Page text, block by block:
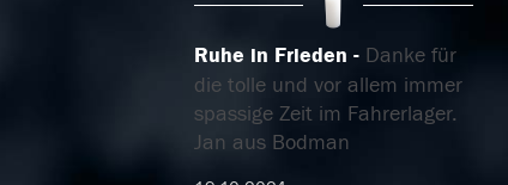
Ruhe in Frieden
Danke für
die tolle und vor allem immer
spassige Zeit im Fahrerlager.
Jan aus Bodman